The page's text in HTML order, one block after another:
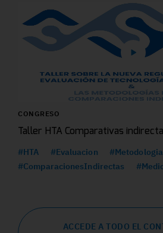
CONGRESO
Taller HTA Comparativas
#HTA #Evaluacion
#Metodologia
#ComparacionesIndirectas
ACCEDE A TODO EL